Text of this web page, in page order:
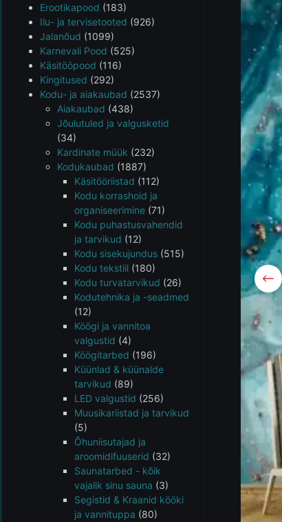
Erootikapood (183)
Ilu- ja tervisetooted (926)
Jalanõud (1099)
Karnevali Pood (525)
Käsitööpood (116)
Kingitused (292)
Kodu- ja aiakaubad (2537)
Aiakaubad (438)
Jõulutuled ja valgusketid
(34)
Kardinate müük (232)
Kodukaubad (1887)
Käsitööriistad (112)
Kodu korrashoid ja
organiseerimine (71)
Kodu puhastusvahendid
ja tarvikud (12)
Kodu sisekujundus (515)
Kodu tekstiil (180)
Kodu turvatarvikud (26)
Kodutehnika ja -seadmed
(12)
Köögi ja vannitoa
valgustid (4)
Köögitarbed (196)
Küünlad & küünalde
tarvikud (89)
LED valgustid (256)
Muusikariistad ja tarvikud
(5)
Õhuniisutajad ja
aroomidifuuserid (32)
Saunatarbed - kõik
vajalik sinu sauna (3)
Segistid & Kraanid kööki
ja vannituppa (80)